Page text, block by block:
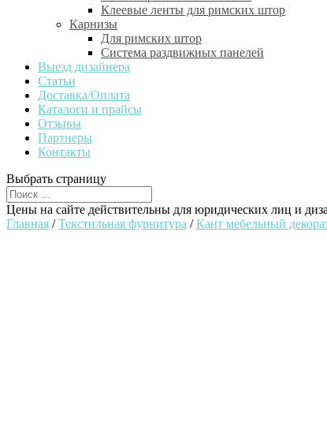
Клеевые ленты для римских штор
Карнизы
Для римских штор
Система раздвижных панелей
Выезд дизайнера
Статьи
Доставка/Оплата
Каталоги и прайсы
Отзывы
Партнеры
Контакты
Выбрать страницу
Цены на сайте действительны для юридических лиц и
Главная /Текстильная фурнитура /Кант мебельный